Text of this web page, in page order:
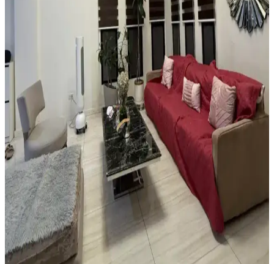
Alan Halısı Seçiminde Mekân Uyumu ve UV
Korumasının Önemi Üzerine Detaylı Rehber
Güneş ışığının zemin üzerindeki zararlarını önlemek için alan halısı
seçimi ve UV engelleyici pencere filmi kullanımı önemlidir. Oval
halılar mekâna uyum sağlar, nemli alanlarda ise suyu tutan tepsiler
tercih edilmelidir.
Yatak Odasında Halı Kullanımı ve Dekorasyon
İpuçlarıyla Mekânın Fonksiyonelliğini Artırma
Yatak odasında halı kullanımı mekâna sıcaklık ve fonksiyonellik
katar. Açık renkli halılar, mobilya düzenlemeleri ve bitkilerle odanın
estetiği ve işlevselliği artırılır.
Vintage Yatakların Yatak Odası Düzenine Etkisi ve
Mekâna Uyum Sağlama Yöntemleri
Vintage yatakların mekâna uyumu, boyut ve yerleşim planlaması ile
renk ve dekorasyon uyumu, kişisel tercihlerle dengelenerek yatak
odasında estetik ve fonksiyonellik sağlanır.